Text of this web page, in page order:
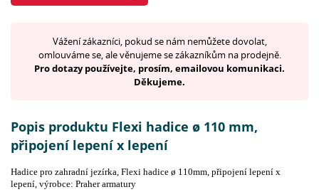
Vážení zákazníci, pokud se nám nemůžete dovolat,
omlouváme se, ale věnujeme se zákazníkům na prodejně.
Pro dotazy používejte, prosím, emailovou komunikaci.
Děkujeme.
Popis produktu Flexi hadice ø 110 mm,
připojení lepení x lepení
Hadice pro zahradní jezírka, Flexi hadice ø 110mm, připojení lepení x
lepení, výrobce: Praher armatury